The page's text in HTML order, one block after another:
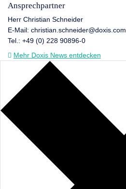
Ansprechpartner
Herr Christian Schneider
E-Mail: christian.schneider@doxis.com
Tel.: +49 (0) 228 90896-0
Mehr Doxis News entdecken